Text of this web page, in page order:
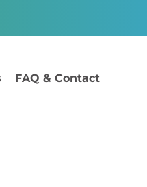
FAQ & Contact